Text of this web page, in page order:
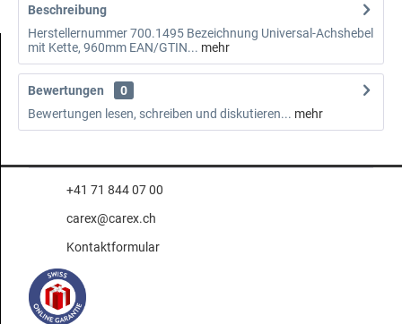
Beschreibung
Herstellernummer 700.1495 Bezeichnung Universal-Achshebel
mit Kette, 960mm EAN/GTIN... mehr
Bewertungen
0
Bewertungen lesen, schreiben und diskutieren... mehr
+41 71 844 07 00
carex@carex.ch
Kontaktformular